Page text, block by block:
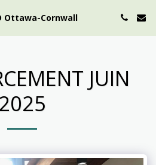
Ottawa-Cornwall
JUIN
2025